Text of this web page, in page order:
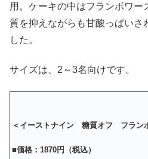
用。ケーキの中はフランボワ
質を抑えながらも甘酸っぱいさ
した。
サイズは、2～3名向けです。
＜イーストナイン 糖質オフ フラン
■価格：1870円（税込）